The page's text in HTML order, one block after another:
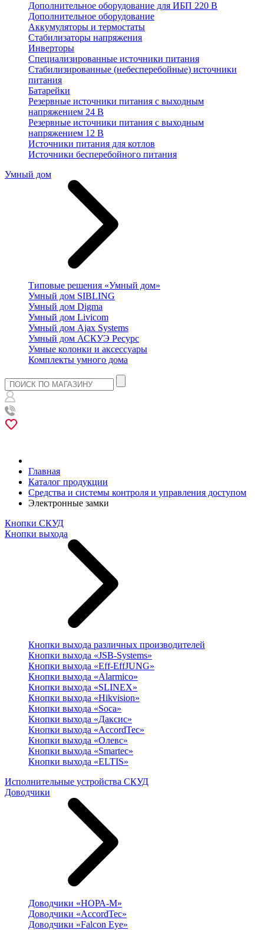
Дополнительное оборудование для ИБП 220 В
Дополнительное оборудование
Аккумуляторы и термостаты
Стабилизаторы напряжения
Инверторы
Специализированные источники питания
Стабилизированные (небесперебойные) источники
питания
Батарейки
Резервные источники питания с выходным
напряжением 24 В
Резервные источники питания с выходным
напряжением 12 В
Источники питания для котлов
Источники бесперебойного питания
Умный дом
Типовые решения «Умный дом»
Умный дом SIBLING
Умный дом Digma
Умный дом Livicom
Умный дом Ajax Systems
Умный дом АСКУЭ Ресурс
Умные колонки и аксессуары
Комплекты умного дома
Главная
Каталог продукции
Средства и системы контроля и управления доступом
Электронные замки
Кнопки СКУД
Кнопки выхода
Кнопки выхода различных производителей
Кнопки выхода «JSB-Systems»
Кнопки выхода «Eff-EffJUNG»
Кнопки выхода «Alarmico»
Кнопки выхода «SLINEX»
Кнопки выхода «Hikvision»
Кнопки выхода «Soca»
Кнопки выхода «Даксис»
Кнопки выхода «AccordTec»
Кнопки выхода «Олевс»
Кнопки выхода «Smartec»
Кнопки выхода «ELTIS»
Исполнительные устройства СКУД
Доводчики
Доводчики «НОРА-М»
Доводчики «AccordTec»
Доводчики «Falcon Eye»